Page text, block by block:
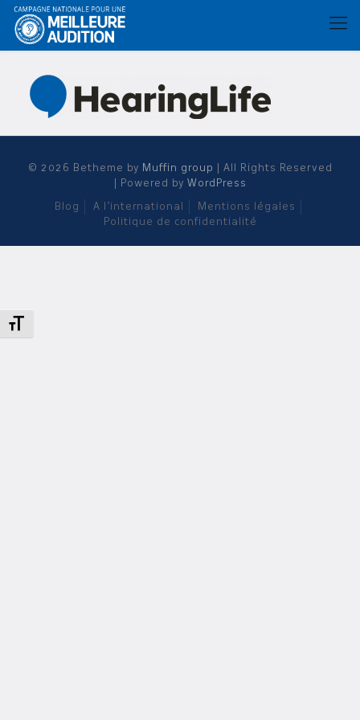
Changer la taille de la police
© 2026 Betheme by Muffin group
| All Rights Reserved
| Powered by WordPress
Blog A l’international
Mentions légales
Politique de confidentialité